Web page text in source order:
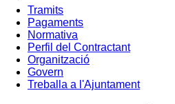
Tramits
Pagaments
Normativa
Perfil del Contractant
Organització
Govern
Treballa a l'Ajuntament